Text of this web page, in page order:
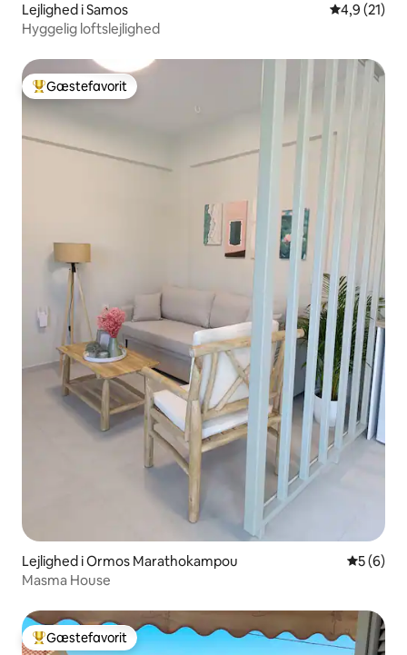
Lejlighed i Samos 4,9 ud af 5
4,9 (21)
Hyggelig loftslejlighed
Bedste gæstefavorit
Gæstefavorit
Lejlighed i Ormos Marathokampou 5 ud af 5
5 (6)
Masma House
Bedste gæstefavorit
Gæstefavorit